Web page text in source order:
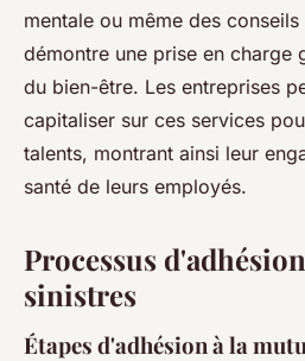
mentale ou même des
démontre une prise en charge
du bien-être. Les entreprises
capitaliser sur ces services
talents, montrant ainsi leur
santé de leurs employés.
Processus
sinistres
Étapes d'adhésion à la